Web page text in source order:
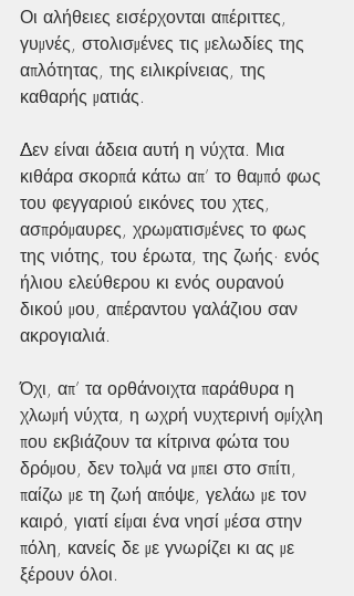
Οι αλήθειες εισέρχονται απέριττες,
γυμνές, στολισμένες τις μελωδίες της
απλότητας, της ειλικρίνειας, της
καθαρής ματιάς.
Δεν είναι άδεια αυτή η νύχτα. Μια
κιθάρα σκορπά κάτω απ’ το θαμπό φως
του φεγγαριού εικόνες του χτες,
ασπρόμαυρες, χρωματισμένες το φως
της νιότης, του έρωτα, της ζωής· ενός
ήλιου ελεύθερου κι ενός ουρανού
δικού μου, απέραντου γαλάζιου σαν
ακρογιαλιά.
Όχι, απ’ τα ορθάνοιχτα παράθυρα η
χλωμή νύχτα, η ωχρή νυχτερινή ομίχλη
που εκβιάζουν τα κίτρινα φώτα του
δρόμου, δεν τολμά να μπει στο σπίτι,
παίζω με τη ζωή απόψε, γελάω με τον
καιρό, γιατί είμαι ένα νησί μέσα στην
πόλη, κανείς δε με γνωρίζει κι ας με
ξέρουν όλοι.